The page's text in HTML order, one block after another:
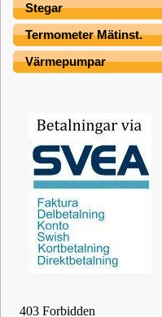
Stegar
Termometer Mätinst.
Värmepumpar